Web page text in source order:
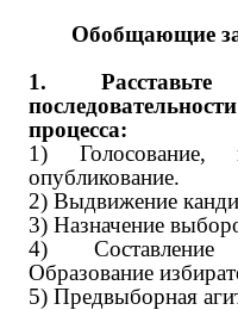
Обобщающие
1.
процесса:
1) Голосование,
опубликование.
2) Выдвижение
3) Назначение
4) Составление
Образование
5) Предвыборная